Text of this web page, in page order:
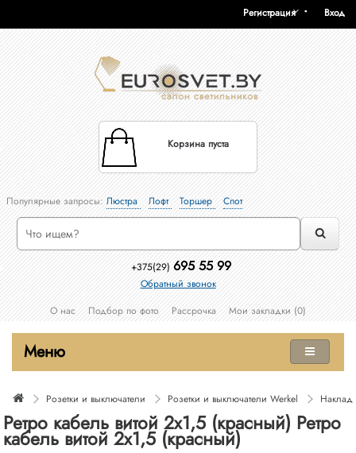
Вход
Регистрация
Корзина пуста
Популярные запросы:Люстра Лофт Торшер Спот
+375(29) 695 55 99
Обратный звонок
О нас
Подбор по фото Рассрочка Мои закладки (0)
Меню
Розетки и выключатели Розетки и выключатели Werkel
Ретро кабель витой 2х1,5 (красный) Ретро
кабель витой 2х1,5 (красный)